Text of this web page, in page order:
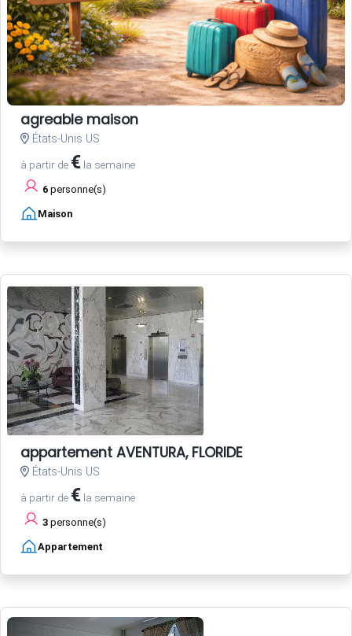
agreable maison
États-Unis US
à partir de € la semaine
6 personne(s)
Maison
appartement AVENTURA, FLORIDE
États-Unis US
à partir de € la semaine
3 personne(s)
Appartement